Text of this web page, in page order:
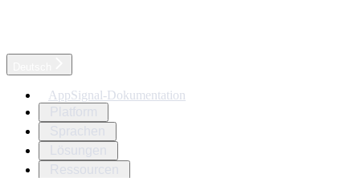
AppSignal-Dokumentation